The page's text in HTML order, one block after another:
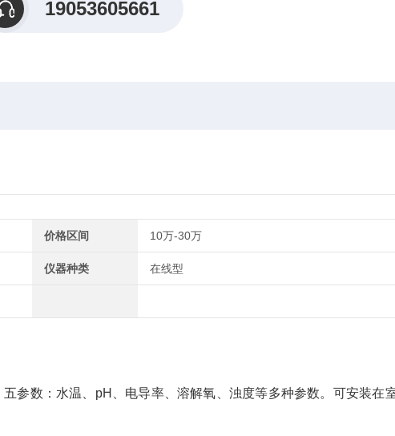
19053605661
价格区间 10万-30万
仪器种类 在线型
参数：水温、pH、电导率、溶解氧、浊度等多种参数。可安装在